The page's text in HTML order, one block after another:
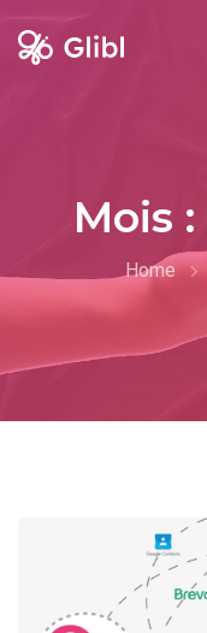
Skip
Mois :
Home